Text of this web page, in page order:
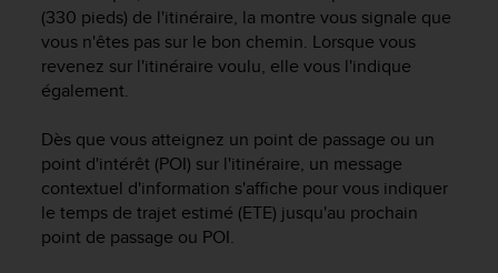
(330 pieds) de l'itinéraire, la montre vous signale que
vous n'êtes pas sur le bon chemin. Lorsque vous
revenez sur l'itinéraire voulu, elle vous l'indique
également.
Dès que vous atteignez un point de passage ou un
point d'intérêt (POI) sur l'itinéraire, un message
contextuel d'information s'affiche pour vous indiquer
le temps de trajet estimé (ETE) jusqu'au prochain
point de passage ou POI.